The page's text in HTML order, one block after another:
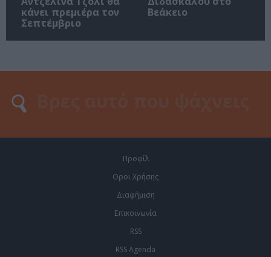
κάνει πρεμιέρα τον
Σεπτέμβριο
Βεάκειο
Προφίλ
Οροι Χρήσης
Διαφήμιση
Επικοινωνία
RSS
RSS Agenda